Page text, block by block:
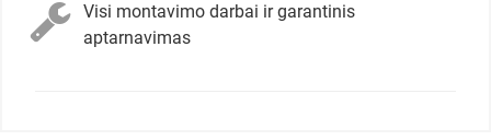
Visi montavimo darbai ir garantinis
aptarnavimas